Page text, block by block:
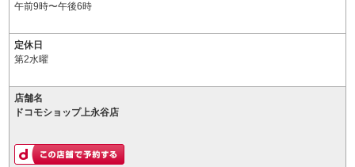
午前9時〜午後6時
定休日
第2水曜
店舗名
ドコモショップ上永谷店